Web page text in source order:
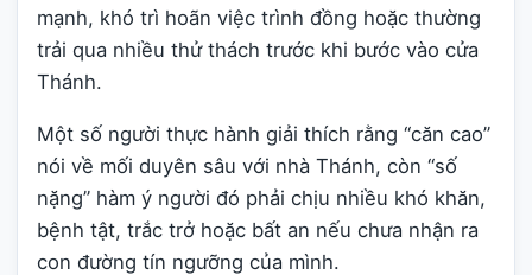
mạnh, khó trì hoãn việc trình đồng hoặc thường
trải qua nhiều thử thách trước khi bước vào cửa
Thánh.
Một số người thực hành giải thích rằng “căn cao”
nói về mối duyên sâu với nhà Thánh, còn “số
nặng” hàm ý người đó phải chịu nhiều khó khăn,
bệnh tật, trắc trở hoặc bất an nếu chưa nhận ra
con đường tín ngưỡng của mình.